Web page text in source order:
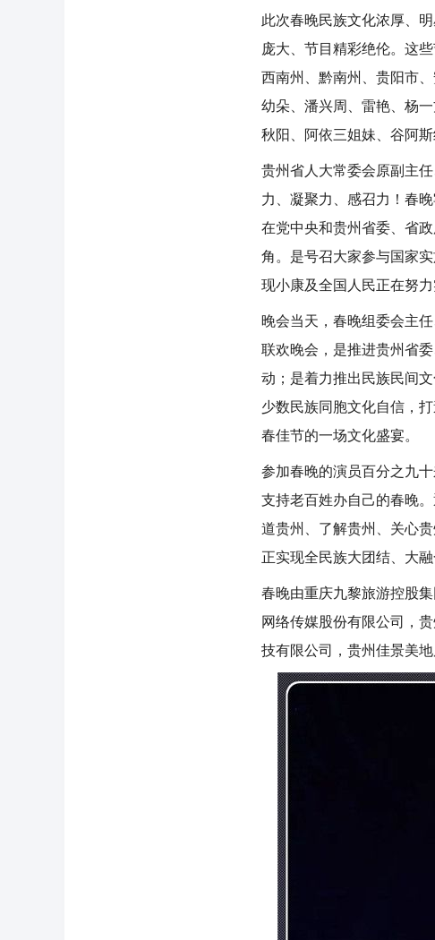
此次春晚民族文化浓厚、
庞大、节目精彩绝伦。这
西南州、黔南州、贵阳市
幼朵、潘兴周、雷艳、杨
秋阳、阿依三姐妹、谷阿
贵州省人大常委会原副主
力、凝聚力、感召力！春
在党中央和贵州省委、省
角。是号召大家参与国家
现小康及全国人民正在努
晚会当天，春晚组委会主
联欢晚会，是推进贵州省
动；是着力推出民族民间
少数民族同胞文化自信，
春佳节的一场文化盛宴。
参加春晚的演员百分之九
支持老百姓办自己的春晚
道贵州、了解贵州、关心
正实现全民族大团结、大融
春晚由重庆九黎旅游控股
网络传媒股份有限公司，
技有限公司，贵州佳景美